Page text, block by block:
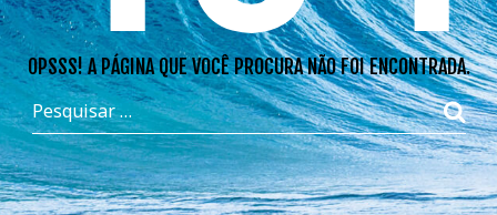
OPSSS! A PÁGINA QUE VOCÊ PROCURA NÃO FOI ENCONTRADA.